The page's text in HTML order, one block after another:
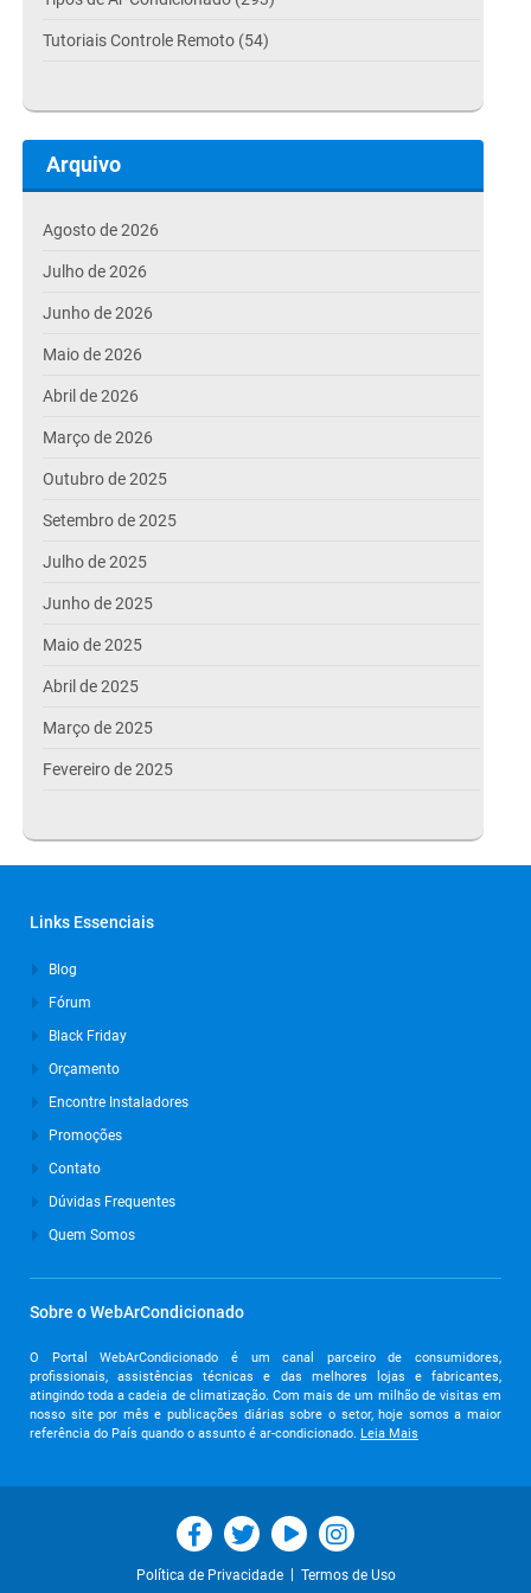
Tutoriais Controle Remoto (54)
Arquivo
Agosto de 2026
Julho de 2026
Junho de 2026
Maio de 2026
Abril de 2026
Março de 2026
Outubro de 2025
Setembro de 2025
Julho de 2025
Junho de 2025
Maio de 2025
Abril de 2025
Março de 2025
Fevereiro de 2025
Setembro de 2024
Julho de 2024
Março de 2024
Outubro de 2023
Agosto de 2023
Junho de 2023
Maio de 2023
Abril de 2023
Março de 2023
Links Essenciais
Blog
Fórum
Black Friday
Orçamento
Encontre Instaladores
Promoções
Contato
Dúvidas Frequentes
Quem Somos
Sobre o WebArCondicionado
O Portal WebArCondicionado é um canal parceiro de consumidores,
profissionais, assistências técnicas e das melhores lojas e fabricantes,
atingindo toda a cadeia de climatização. Com mais de um milhão de visitas em
nosso site por mês e publicações diárias sobre o setor, hoje somos a maior
referência do País quando o assunto é ar-condicionado. Leia Mais
Política de Privacidade Termos de Uso